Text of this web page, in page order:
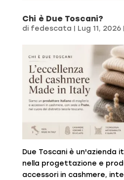
Chi è Due Toscani?
di fedescata | Lug 11, 2026|
Due Toscani è un'azienda
nella progettazione e
accessori in cashmere,